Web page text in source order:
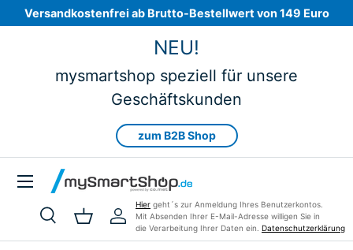
Direkt zum Inhalt
Versandkostenfrei ab Brutto-Bestellwert von 149 Euro
NEU!
mysmartshop speziell für unsere
Geschäftskunden
zum B2B Shop
Suchen
Art
SucheEinkaufskorb
Einloggen
Hier geht´s zur Anmeldung Ihres Benutzerkontos.
Mit Absenden Ihrer E-Mail-Adresse willigen Sie in
die Verarbeitung Ihrer Daten ein. Datenschutzerklärung
Menü